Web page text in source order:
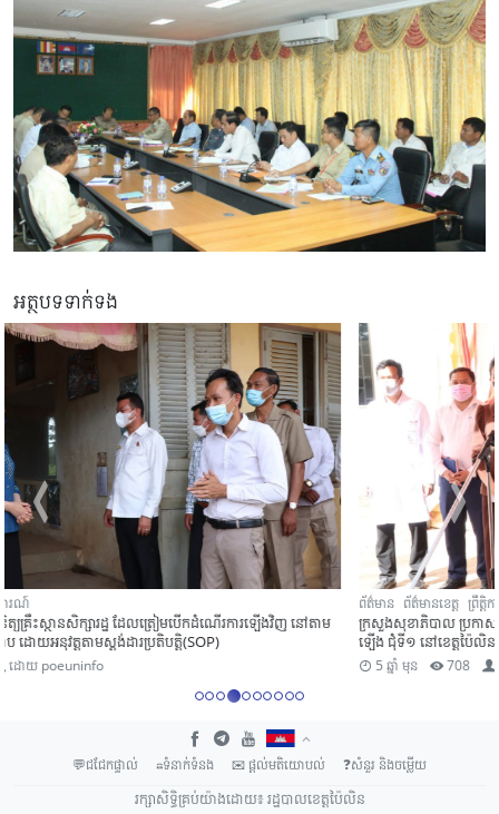
អត្ថបទទាក់ទង
ព័ត៌មាន
ក្រសួងសុខាភិបាល ប្រកាសបិទយុទ្ធនាការចាក់វ៉ាក់សាំងកូវីដ-១៩ ជូនប្រជាពលរដ្ឋអាយុ ១៨ឆ្នាំ
ឡើង ជុំទី១ នៅខេត្តប៉ៃលិន
5 ឆ្នាំ មុន 708
💬ជជែកផ្ទាល់ ☎ទំនាក់ទំនង ✉ ផ្តល់មតិយោបល់
❓សំនួរ និង​ចម្លើយ
រក្សាសិទ្ធិគ្រប់យ៉ាងដោយ៖ រដ្ឋបាលខេត្តប៉ៃលិន